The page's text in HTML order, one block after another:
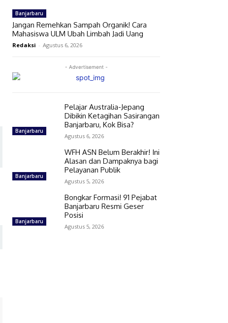
Banjarbaru
Jangan Remehkan Sampah Organik! Cara
Mahasiswa ULM Ubah Limbah Jadi Uang
Redaksi - Agustus 6, 2026
- Advertisement -
Banjarbaru
Pelajar Australia-Jepang
Dibikin Ketagihan Sasirangan
Banjarbaru, Kok Bisa?
Agustus 6, 2026
Banjarbaru
WFH ASN Belum Berakhir! Ini
Alasan dan Dampaknya bagi
Pelayanan Publik
Agustus 5, 2026
Banjarbaru
Bongkar Formasi! 91 Pejabat
Banjarbaru Resmi Geser
Posisi
Agustus 5, 2026